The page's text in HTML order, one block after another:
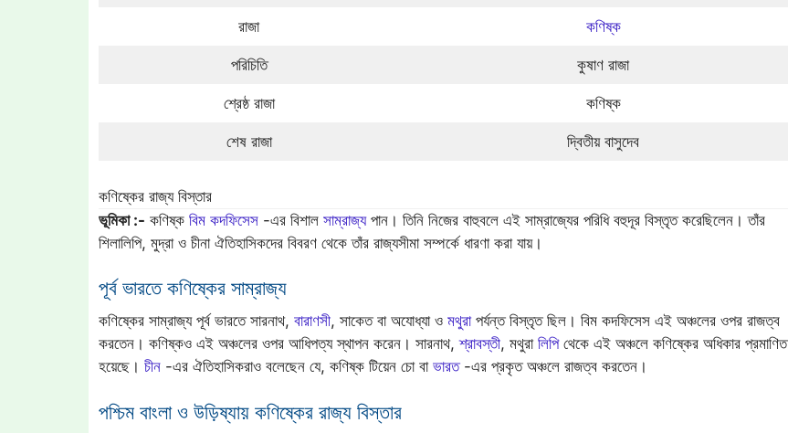
রাজা কণিষ্ক
পরিচিতি কুষাণ রাজা
শ্রেষ্ঠ রাজা কণিষ্ক
শেষ রাজা দ্বিতীয় বাসুদেব
কণিষ্কের রাজ্য বিস্তার
ভূমিকা :- কণিষ্ক বিম কদফিসেস -এর বিশাল সাম্রাজ্যপান। তিনি নিজের বাহুবলে এই সাম্রাজ্যের পরিধি বহুদূর বিস্তৃত করেছিলেন। তাঁর
শিলালিপি, মুদ্রা ও চীনা ঐতিহাসিকদের বিবরণ থেকে তাঁর রাজ্যসীমা সম্পর্কে ধারণা করা যায়।
পূর্ব ভারতে কণিষ্কের সাম্রাজ্য
কণিষ্কের সাম্রাজ্য পূর্ব ভারতে সারনাথ, বারাণসী, সাকেত বা অযোধ্যা ও মথুরাপর্যন্ত বিস্তৃত ছিল। বিম কদফিসেস এই অঞ্চলের ওপর রাজত্ব
করতেন। কণিষ্কও এই অঞ্চলের ওপর আধিপত্য স্থাপন করেন। সারনাথ,শ্রাবস্তী, মথুরা লিপিথেকে এই অঞ্চলে কণিষ্কের অধিকার প্রমাণিত
হয়েছে। চীন -এর ঐতিহাসিকরাও বলেছেন যে, কণিষ্ক টিয়েন চো বা ভারত-এর প্রকৃত অঞ্চলে রাজত্ব করতেন।
পশ্চিম বাংলা ও উড়িষ্যায় কণিষ্কের রাজ্য বিস্তার